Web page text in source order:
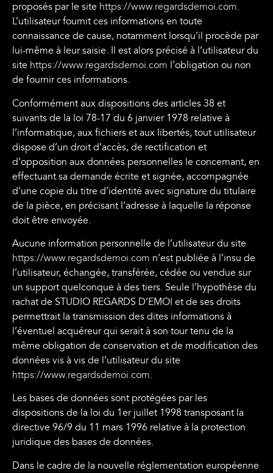
proposés par le site https://www.regardsdemoi.com.
L’utilisateur fournit ces informations en toute
connaissance de cause, notamment lorsqu’il procède par
lui-même à leur saisie. Il est alors précisé à l’utilisateur du
site https://www.regardsdemoi.com l’obligation ou non
de fournir ces informations.
Conformément aux dispositions des articles 38 et
suivants de la loi 78-17 du 6 janvier 1978 relative à
l’informatique, aux fichiers et aux libertés, tout utilisateur
dispose d’un droit d’accès, de rectification et
d’opposition aux données personnelles le concernant, en
effectuant sa demande écrite et signée, accompagnée
d’une copie du titre d’identité avec signature du titulaire
de la pièce, en précisant l’adresse à laquelle la réponse
doit être envoyée.
Aucune information personnelle de l’utilisateur du site
https://www.regardsdemoi.com n’est publiée à l’insu de
l’utilisateur, échangée, transférée, cédée ou vendue sur
un support quelconque à des tiers. Seule l’hypothèse du
rachat de STUDIO REGARDS D’EMOI et de ses droits
permettrait la transmission des dites informations à
l’éventuel acquéreur qui serait à son tour tenu de la
même obligation de conservation et de modification des
données vis à vis de l’utilisateur du site
https://www.regardsdemoi.com.
Les bases de données sont protégées par les
dispositions de la loi du 1er juillet 1998 transposant la
directive 96/9 du 11 mars 1996 relative à la protection
juridique des bases de données.
Dans le cadre de la nouvelle réglementation européenne